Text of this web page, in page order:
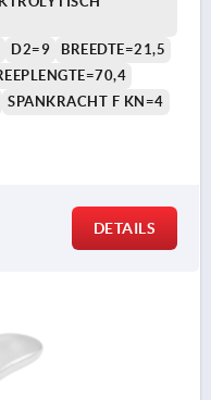
D2=9
BREEDTE=21,5
SPANKRACHT F KN=4
DETAILS